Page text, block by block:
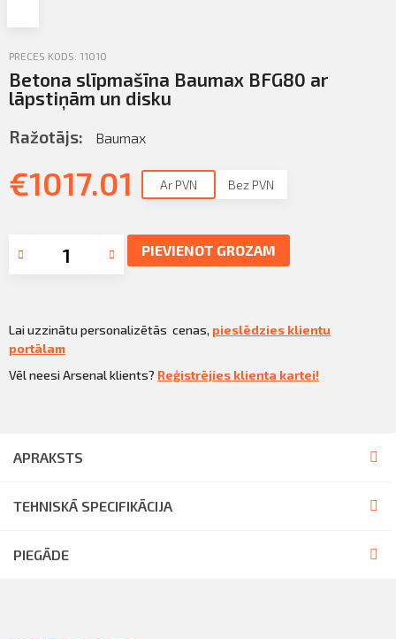
Iziet
PIETEIKTIES
PRECES KODS: 11010
Betona slīpmašīna Baumax BFG80 ar
lāpstiņām un disku
Ražotājs: Baumax
€1017.01 Ar PVN Bez PVN
PIEVIENOT GROZAM
Lai uzzinātu personalizētās cenas, pieslēdzies klientu
portālam
Vēl neesi Arsenal klients? Reģistrējies klienta kartei!
APRAKSTS
TEHNISKĀ SPECIFIKĀCIJA
PIEGĀDE